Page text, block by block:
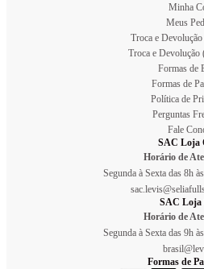
Minha
Meus
Troca e
Troca e Devolução
Formas de
Formas de
Política de
Perguntas
Fale
SAC Loja
Horário de
Segunda à Sexta das 8h
SAC Loja
Horário de
Segunda à Sexta das 9h
Formas de